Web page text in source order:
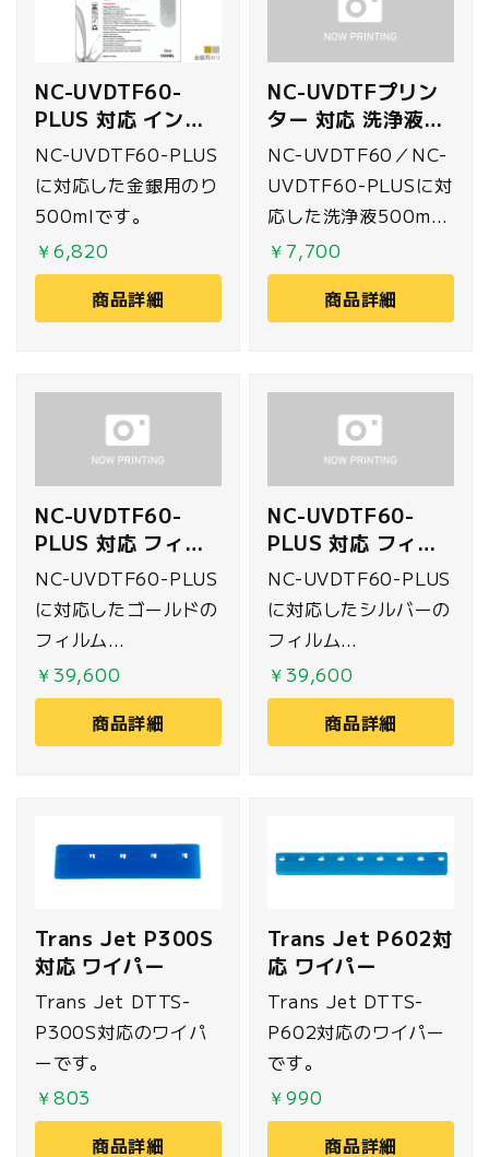
NC-UVDTF60-
PLUS 対応 インク
500ml 金銀用のり
NC-UVDTF60-PLUS
に対応した金銀用のり
500mlです。
￥6,820
商品詳細
NC-UVDTFプリン
ター 対応 洗浄液
500ml
NC-UVDTF60／NC-
UVDTF60-PLUSに対
応した洗浄液500ml
です。
￥7,700
商品詳細
NC-UVDTF60-
PLUS 対応 フィル
ム ゴールド
62cm×200m
NC-UVDTF60-PLUS
に対応したゴールドの
フィルム
(62cm×200m)で
す。
￥39,600
商品詳細
NC-UVDTF60-
PLUS 対応 フィル
ム シルバー
62cm×200m
NC-UVDTF60-PLUS
に対応したシルバーの
フィルム
(62cm×200m)で
す。
￥39,600
商品詳細
Trans Jet P300S
対応 ワイパー
Trans Jet DTTS-
P300S対応のワイパ
ーです。
￥803
商品詳細
Trans Jet P602対
応 ワイパー
Trans Jet DTTS-
P602対応のワイパー
です。
￥990
商品詳細